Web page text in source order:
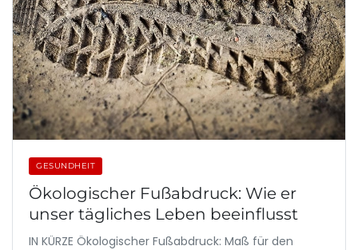
GESUNDHEIT
Ökologischer Fußabdruck: Wie er
unser tägliches Leben beeinflusst
IN KÜRZE Ökologischer Fußabdruck: Maß für den